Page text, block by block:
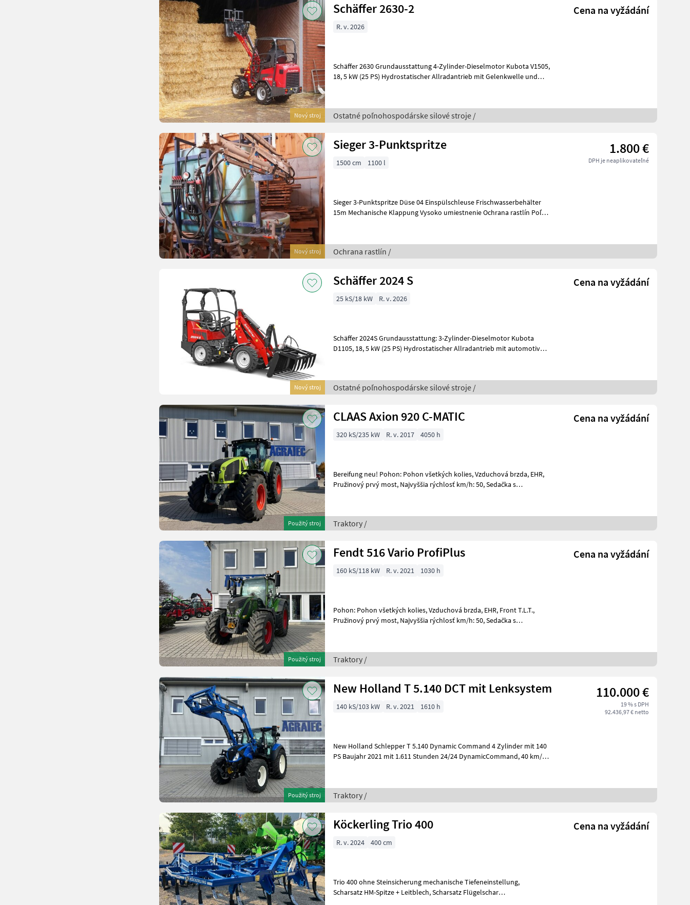
Nový stroj
Schäffer 2630-2 Cena na vyžádání
R. v. 2026
Schäffer 2630 Grundausstattung 4-Zylinder-Dieselmotor Kubota V1505,
18, 5 kW (25 PS) Hydrostatischer Allradantrieb mit Gelenkwelle und
Ostatné poľnohospodárske silové stroje /
Nový stroj
Sieger 3-Punktspritze 1.800 €
DPH je neaplikovateľné
1500 cm 1100 l
Sieger 3-Punktspritze Düse 04 Einspülschleuse Frischwasserbehälter
15m Mechanische Klappung Vysoko umiestnenie Ochrana rastlín Poľné
Ochrana rastlín /
Nový stroj
Schäffer 2024 S Cena na vyžádání
25 kS/18 kW R. v. 2026
Schäffer 2024S Grundausstattung: 3-Zylinder-Dieselmotor Kubota
D1105, 18, 5 kW (25 PS) Hydrostatischer Allradantrieb mit automotiver
Ostatné poľnohospodárske silové stroje /
Použitý stroj
CLAAS Axion 920 C-MATIC Cena na vyžádání
320 kS/235 kW R. v. 2017 4050 h
Bereifung neu! Pohon: Pohon všetkých kolies, Vzduchová brzda, EHR,
Pružinový prvý most, Najvyššia rýchlosť km/h: 50, Sedačka s
Traktory /
Použitý stroj
Fendt 516 Vario ProfiPlus Cena na vyžádání
160 kS/118 kW R. v. 2021 1030 h
Pohon: Pohon všetkých kolies, Vzduchová brzda, EHR, Front T.L.T.,
Pružinový prvý most, Najvyššia rýchlosť km/h: 50, Sedačka s
Traktory /
Použitý stroj
New Holland T 5.140 DCT mit Lenksystem 110.000 €
19 % s DPH
92.436,97 € netto
140 kS/103 kW R. v. 2021 1610 h
New Holland Schlepper T 5.140 Dynamic Command 4 Zylinder mit 140
PS Baujahr 2021 mit 1.611 Stunden 24/24 DynamicCommand, 40 km/h
Traktory /
Köckerling Trio 400 Cena na vyžádání
R. v. 2024 400 cm
Trio 400 ohne Steinsicherung mechanische Tiefeneinstellung,
Scharsatz HM-Spitze + Leitblech, Scharsatz Flügelschar